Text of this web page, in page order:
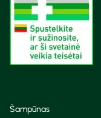
Šampūnas